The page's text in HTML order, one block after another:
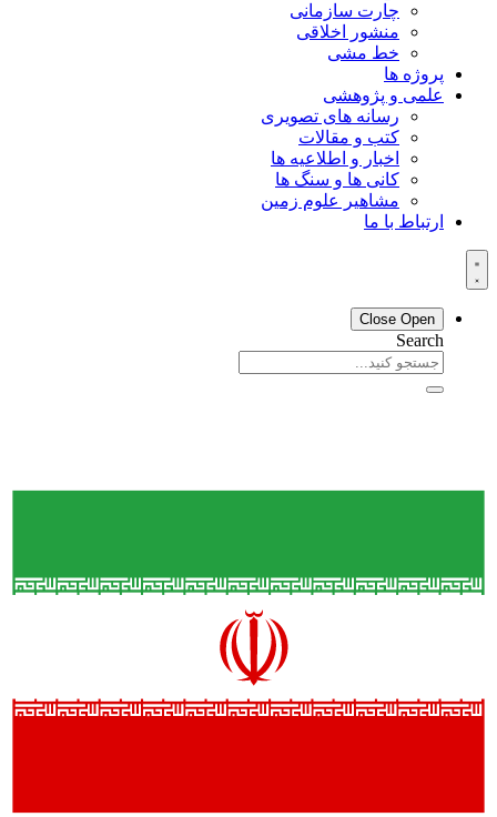
چارت سازمانی
منشور اخلاقی
خط مشی
پروژه ها
علمی و پژوهشی
رسانه های تصویری
کتب و مقالات
اخبار و اطلاعیه ها
کانی ها و سنگ ها
مشاهیر علوم زمین
ارتباط با ما
Close Open
Search